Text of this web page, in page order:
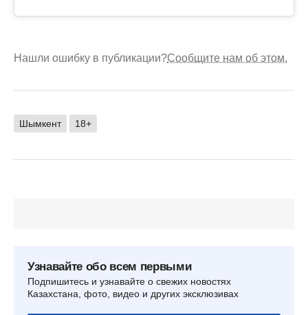
Нашли ошибку в публикации?Сообщите нам об этом.
Шымкент 18+
Узнавайте обо всем первыми
Подпишитесь и узнавайте о свежих новостях
Казахстана, фото, видео и других эксклюзивах